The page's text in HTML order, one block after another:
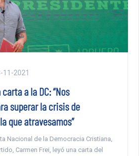
11-2021
a la DC: “Nos
superar la crisis de
que atravesamos”
Nacional de la Democracia Cristiana,
Carmen Frei, leyó una carta del